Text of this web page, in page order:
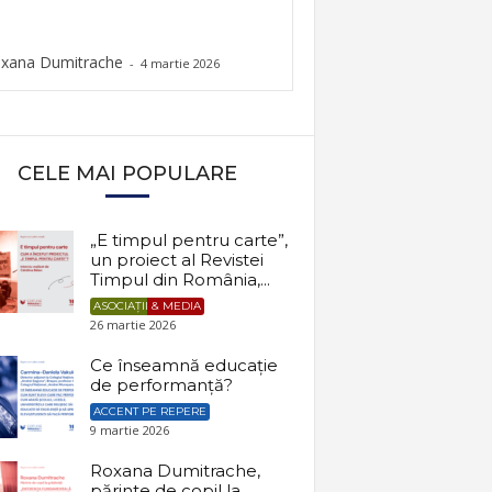
Dumitrache - 4 martie 2026
CELE MAI POPULARE
„E timpul pentru carte”,
un proiect al Revistei
Timpul din România,...
ASOCIAȚII & MEDIA
26 martie 2026
Ce înseamnă educație
de performanță?
ACCENT PE REPERE
9 martie 2026
Roxana Dumitrache,